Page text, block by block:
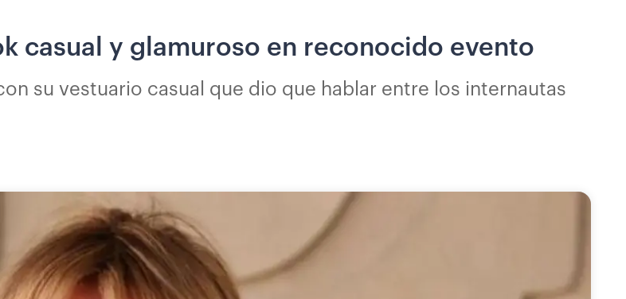
casual y glamuroso en reconocido evento
su vestuario casual que dio que hablar entre los internautas